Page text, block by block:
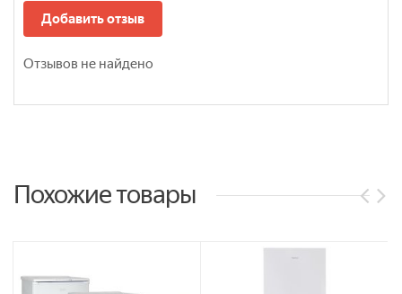
Добавить отзыв
Отзывов не найдено
Похожие товары